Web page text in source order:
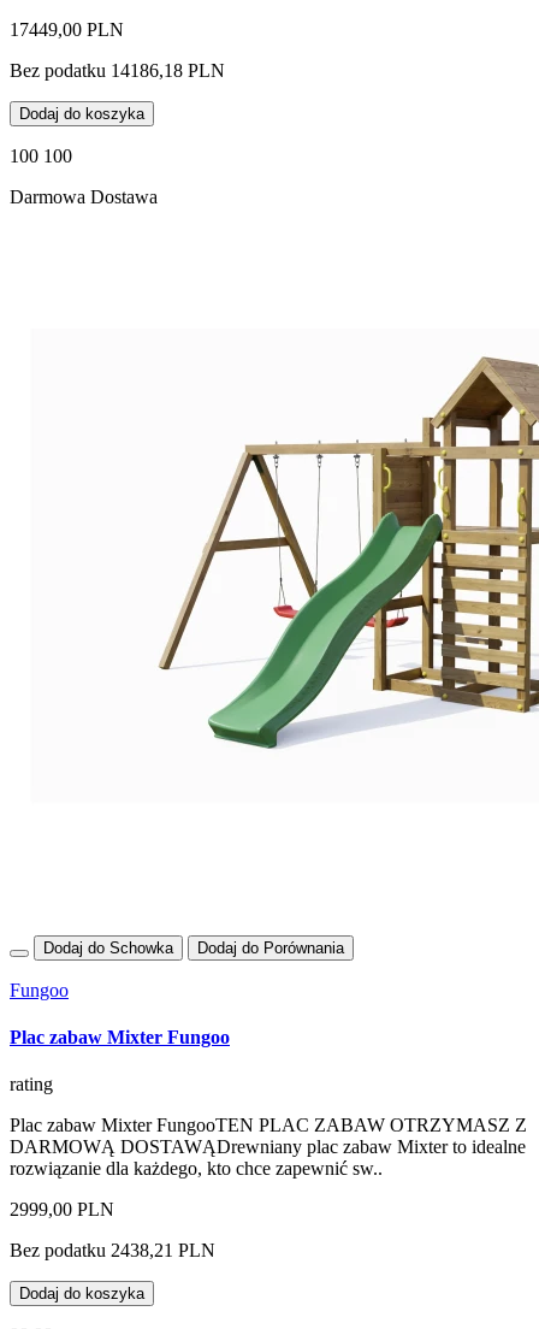
17449,00 PLN
Bez podatku 14186,18 PLN
Dodaj do koszyka
100 100
Darmowa Dostawa
Dodaj do Schowka Dodaj do Porównania
Fungoo
Plac zabaw Mixter Fungoo
rating
Plac zabaw Mixter FungooTEN PLAC ZABAW OTRZYMASZ Z
DARMOWĄ DOSTAWĄDrewniany plac zabaw Mixter to idealne
rozwiązanie dla każdego, kto chce zapewnić sw..
2999,00 PLN
Bez podatku 2438,21 PLN
Dodaj do koszyka